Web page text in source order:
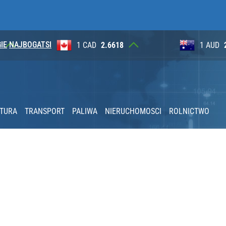
NAJBOGATSI
zapytano o zakupy
dwa miliony złotych
1 AUD 2.6265 100
TRANSPORT PALIWA NIERUCHOMOSCI ROLNICTWO